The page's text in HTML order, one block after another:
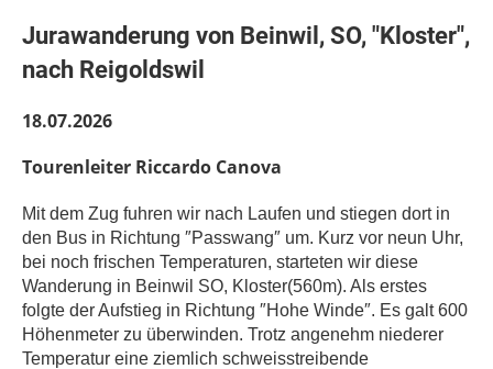
Jurawanderung von Beinwil, SO, "Kloster",
nach Reigoldswil
18.07.2026
Tourenleiter Riccardo Canova
Mit dem Zug fuhren wir nach Laufen und stiegen dort in
den Bus in Richtung ″Passwang″ um. Kurz vor neun Uhr,
bei noch frischen Temperaturen, starteten wir diese
Wanderung in Beinwil SO, Kloster(560m). Als erstes
folgte der Aufstieg in Richtung ″Hohe Winde″. Es galt 600
Höhenmeter zu überwinden. Trotz angenehm niederer
Temperatur eine ziemlich schweisstreibende